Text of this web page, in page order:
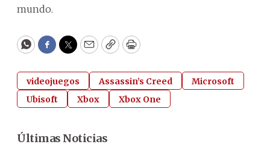
mundo.
WhatsApp
Facebook
Twitter
EmailCopyPrint
videojuegos Assassin’s Creed
Microsoft
Ubisoft
Xbox Xbox One
Últimas Noticias